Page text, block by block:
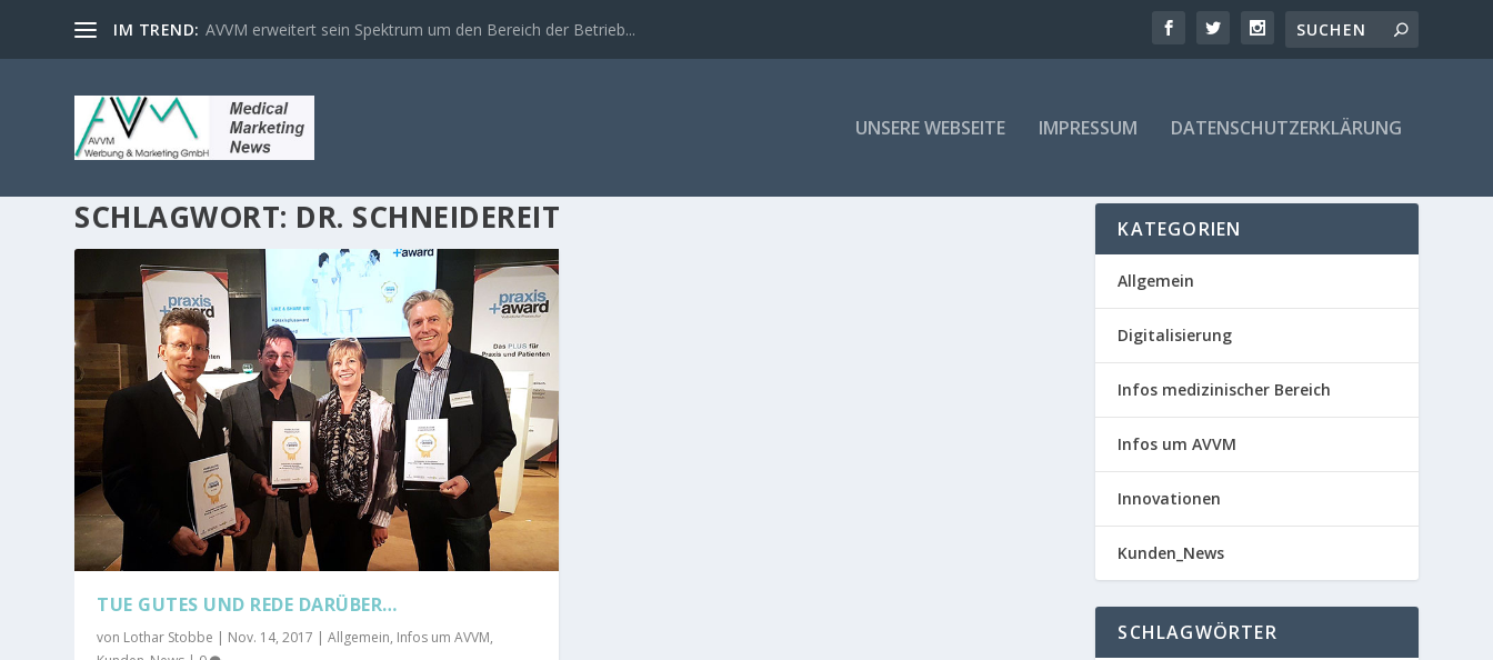
IM TREND: AVVM erweitert sein Spektrum um den Bereich der Betrieb...
UNSERE WEBSEITE IMPRESSUM DATENSCHUTZERKLÄRUNG
SCHLAGWORT: DR. SCHNEIDEREIT
TUE GUTES UND REDE DARÜBER…
von Lothar Stobbe | Nov. 14, 2017 |Allgemein, Infos um AVVM,
KATEGORIEN
Allgemein
Digitalisierung
Infos medizinischer Bereich
Infos um AVVM
Innovationen
Kunden_News
SCHLAGWÖRTER